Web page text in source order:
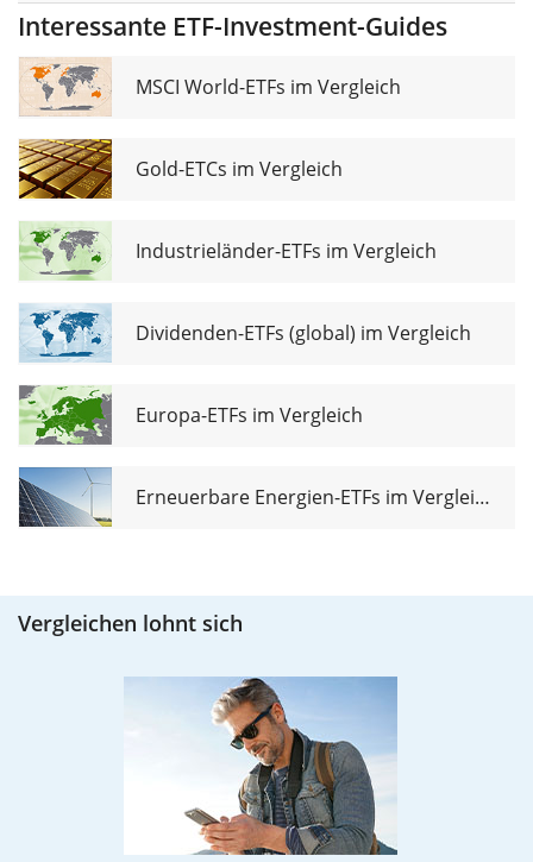
Market
Screened
Equity UCITS
ETF USD
Interessante ETF-Investment-Guides
MSCI World-ETFs im Vergleich
Gold-ETCs im Vergleich
Industrieländer-ETFs im Vergleich
Dividenden-ETFs (global) im Vergleich
Europa-ETFs im Vergleich
Erneuerbare Energien-ETFs im Vergleich
Vergleichen lohnt sich